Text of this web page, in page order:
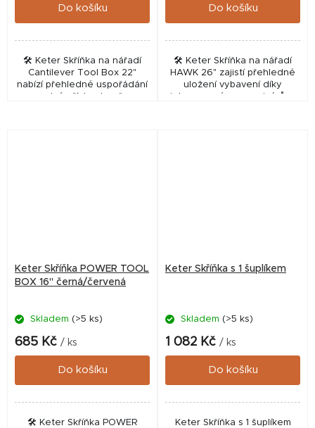
Do košíku
🛠️ Keter Skříňka na nářadí
Cantilever Tool Box 22"
nabízí přehledné uspořádání
a snadný přístup k vašemu
Do košíku
🛠️ Keter Skříňka na nářadí
HAWK 26" zajistí přehledné
uložení vybavení díky
integrovaným organizérům.
Keter Skříňka POWER TOOL
BOX 16" černá/červená
Skladem (>5 ks)
685 Kč / ks
Do košíku
🛠️ Keter Skříňka POWER
Keter Skříňka s 1 šuplíkem
Skladem (>5 ks)
1 082 Kč / ks
Do košíku
Keter Skříňka s 1 šuplíkem